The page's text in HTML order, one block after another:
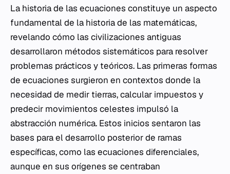
La historia de las ecuaciones constituye un aspecto
fundamental de la historia de las matemáticas,
revelando cómo las civilizaciones antiguas
desarrollaron métodos sistemáticos para resolver
problemas prácticos y teóricos. Las primeras formas
de ecuaciones surgieron en contextos donde la
necesidad de medir tierras, calcular impuestos y
predecir movimientos celestes impulsó la
abstracción numérica. Estos inicios sentaron las
bases para el desarrollo posterior de ramas
específicas, como las ecuaciones diferenciales,
aunque en sus orígenes se centraban